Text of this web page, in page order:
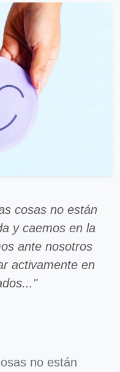
cosas no están
y caemos en la
ante nosotros
activamente en
no están